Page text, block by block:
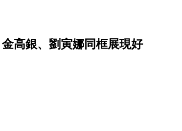
高銀、劉寅娜同框展現好